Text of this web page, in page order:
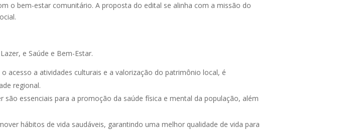
o bem-estar comunitário. A proposta do edital se alinha com a missão do
e Saúde e Bem-Estar.
acesso a atividades culturais e a valorização do patrimônio local, é
regional.
essenciais para a promoção da saúde física e mental da população, além
hábitos de vida saudáveis, garantindo uma melhor qualidade de vida para